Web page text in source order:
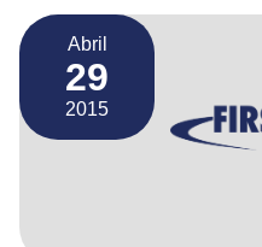
Abril
29
2015